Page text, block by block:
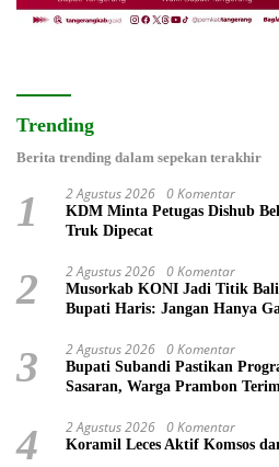
Trending
Berita trending dalam sepekan terakhir
1 2 Agustus 2026 0 Komentar
KDM Minta Petugas Dishub
Truk Dipecat
2 2 Agustus 2026 0 Komentar
Musorkab KONI Jadi Titik
Bupati Haris: Jangan Hanya
3 2 Agustus 2026 0 Komentar
Bupati Subandi Pastikan
Sasaran, Warga Prambon
4 2 Agustus 2026 0 Komentar
Koramil Leces Aktif Komsos